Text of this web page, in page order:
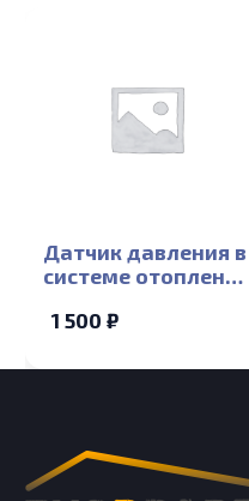
Датчик давления в
системе отопления
Special (NG)
1 500 ₽